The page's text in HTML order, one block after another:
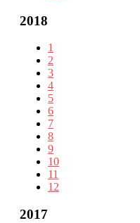
2018
1
2
3
4
5
6
7
8
9
10
11
12
2017